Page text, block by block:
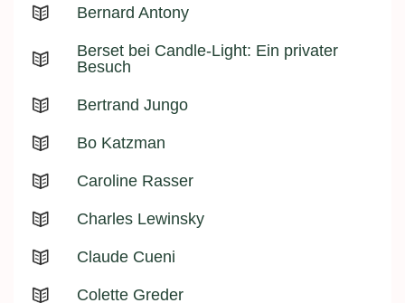
Bernard Antony
Berset bei Candle-Light: Ein privater
Besuch
Bertrand Jungo
Bo Katzman
Caroline Rasser
Charles Lewinsky
Claude Cueni
Colette Greder